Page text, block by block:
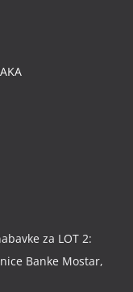
za LOT 2:
Banke Mostar,